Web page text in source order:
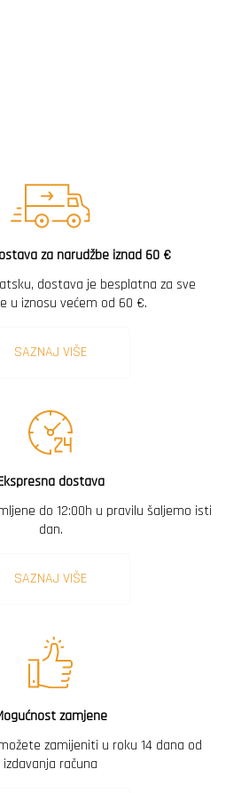
za narudžbe iznad 60 €
dostava je besplatna za sve
u iznosu većem od 60 €.
SAZNAJ VIŠE
dostava
do 12:00h u pravilu šaljemo isti
dan.
SAZNAJ VIŠE
zamjene
zamijeniti u roku 14 dana od
izdavanja računa